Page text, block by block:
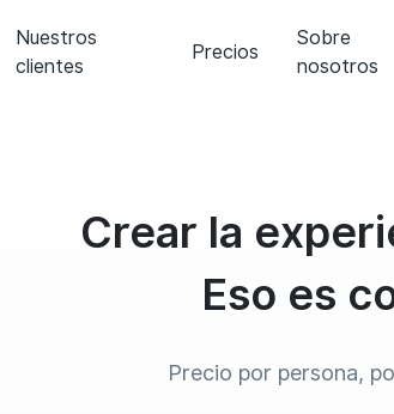
Nuestros
clientes
Precios
Sobre
nosotros
Crear la
Eso es
Precio por persona,